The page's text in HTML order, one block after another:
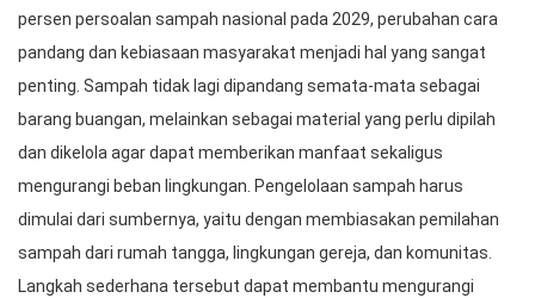
persen persoalan sampah nasional pada 2029, perubahan cara
pandang dan kebiasaan masyarakat menjadi hal yang sangat
penting. Sampah tidak lagi dipandang semata-mata sebagai
barang buangan, melainkan sebagai material yang perlu dipilah
dan dikelola agar dapat memberikan manfaat sekaligus
mengurangi beban lingkungan. Pengelolaan sampah harus
dimulai dari sumbernya, yaitu dengan membiasakan pemilahan
sampah dari rumah tangga, lingkungan gereja, dan komunitas.
Langkah sederhana tersebut dapat membantu mengurangi